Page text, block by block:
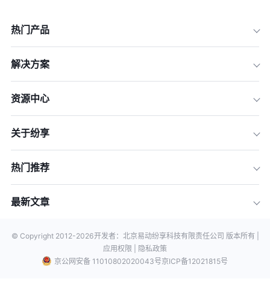
热门产品
解决方案
资源中心
关于纷享
热门推荐
最新文章
© Copyright 2012-2026开发者：北京易动纷享科技有限责任公司 版本所有 |
应用权限 |
隐私政策
京公网安备 11010802020043号京ICP备12021815号